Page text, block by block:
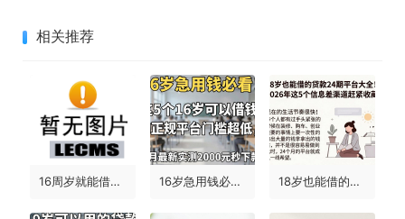
相关推荐
16周岁就能借钱的平台有哪些？2026年这几种高效渠道极少人知道！ 16岁急用钱必看！这5个16岁可以借钱的正规平台门槛超低，4月最新实测2000元秒下款 18岁也能借的贷款24期平台大全！2026年这5个信息差渠道赶紧收藏